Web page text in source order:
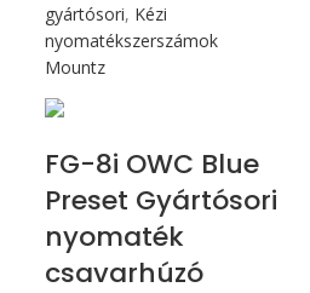
gyártósori, Kézi
nyomatékszerszámok
Mountz
FG-8i OWC Blue
Preset Gyártósori
nyomaték
csavarhúzó